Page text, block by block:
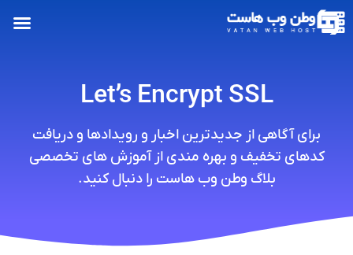
Let’s Encrypt SSL
برای آگاهی از جدیدترین اخبار و رویدادها و دریافت
کدهای تخفیف و بهره مندی از آموزش های تخصصی
بلاگ وطن وب هاست را دنبال کنید.